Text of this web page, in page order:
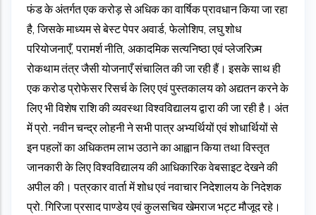
फंड के अंतर्गत एक करोड़ से अधिक का वार्षिक प्रावधान किया जा रहा
है, जिसके माध्यम से बेस्ट पेपर अवार्ड, फेलोशिप, लघु शोध
परियोजनाएँ, परामर्श नीति, अकादमिक सत्यनिष्ठा एवं प्लेजरिज़्म
रोकथाम तंत्र जैसी योजनाएँ संचालित की जा रही हैं। इसके साथ ही
एक करोड प्रोफेसर रिसर्च के लिए एवं पुस्‍तकालय को अद्यतन करने के
लिए भी विशेष राशि की व्‍यवस्‍था विश्‍वविद्यालय द्वारा की जा रही है। अंत
में प्रो. नवीन चन्द्र लोहनी ने सभी पात्र अभ्यर्थियों एवं शोधार्थियों से
इन पहलों का अधिकतम लाभ उठाने का आह्वान किया तथा विस्तृत
जानकारी के लिए विश्वविद्यालय की आधिकारिक वेबसाइट देखने की
अपील की। पत्रकार वार्ता में शोध एवं नवाचार निदेशालय के निदेशक
प्रो. गिरिजा प्रसाद पाण्‍डेय एवं कुलसचिव खेमराज भट्ट मौजूद रहे।